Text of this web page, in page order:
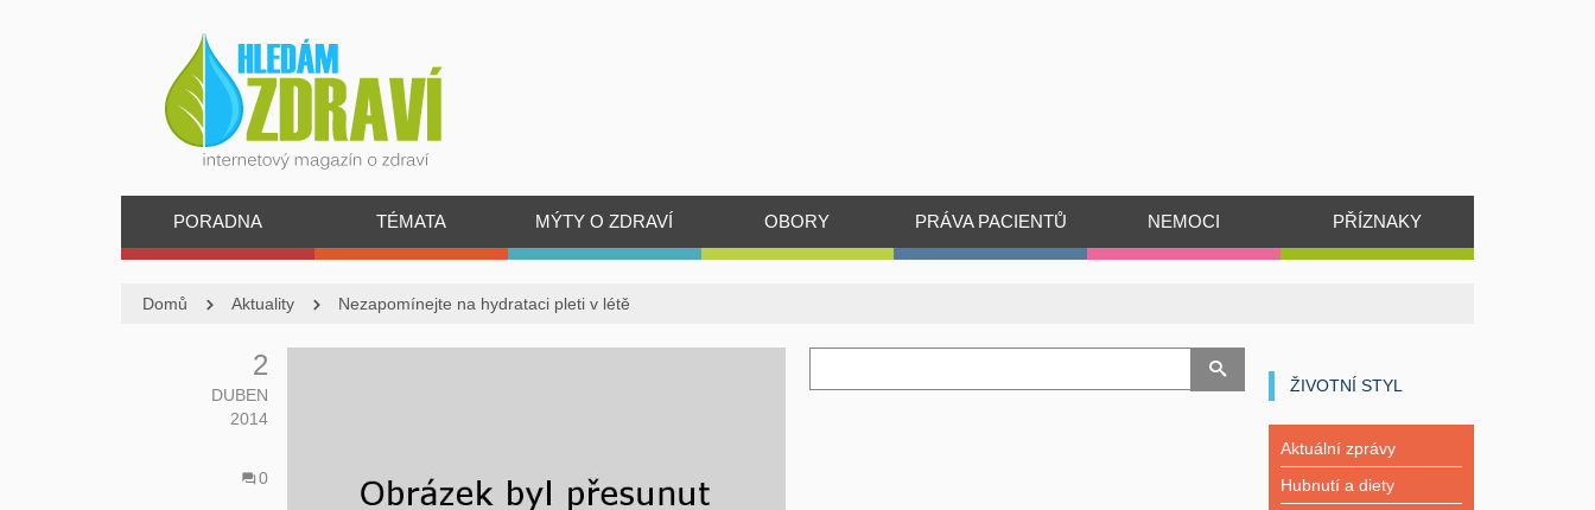
PORADNA TÉMATA MÝTY O ZDRAVÍ OBORY PRÁVA PACIENTŮ NEMOCI PŘÍZNAKY
Domů Aktuality Nezapomínejte na hydrataci pleti v létě
2
DUBEN
2014
0
ŽIVOTNÍ STYL
Aktuální zprávy
Hubnutí a diety